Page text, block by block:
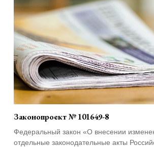
Законопроект № 101649-8
Федеральный закон «О внесении
отдельные законодательные акты